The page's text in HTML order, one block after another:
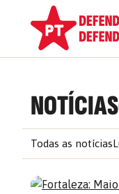
NOTÍCIAS
Todas as notícias